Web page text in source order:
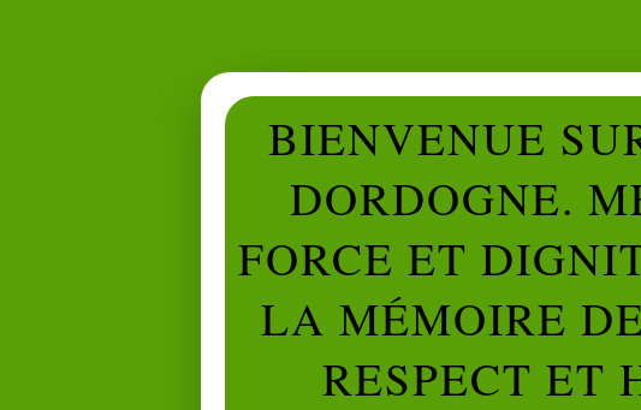
BIENVENUE
DORDOGNE.
FORCE ET
LA MÉMOIRE
RESPECT ET